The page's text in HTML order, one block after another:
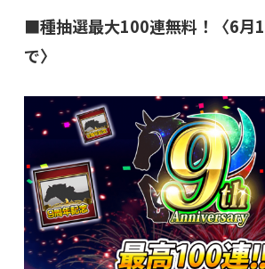
■種抽選最大100連無料！〈6月
で〉